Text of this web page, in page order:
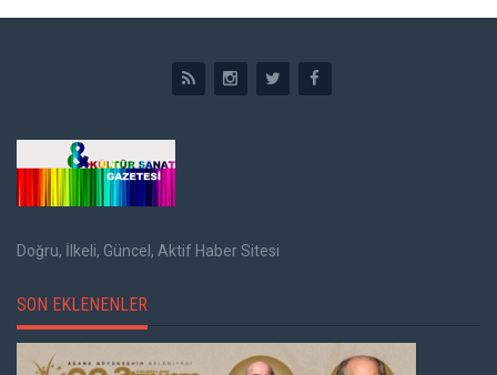
Doğru, İlkeli, Güncel, Aktif Haber Sitesi
SON EKLENENLER